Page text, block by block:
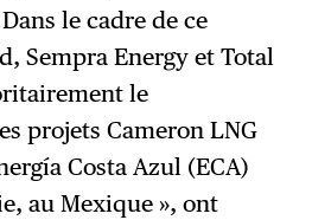
le cadre de ce
Sempra Energy et Total
le
projets Cameron LNG
Costa Azul (ECA)
au Mexique », ont